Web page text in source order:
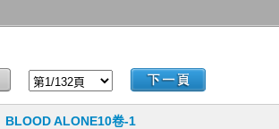
BLOOD ALONE10卷-1